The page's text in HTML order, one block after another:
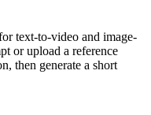
text-to-video and image-
or upload a reference
then generate a short